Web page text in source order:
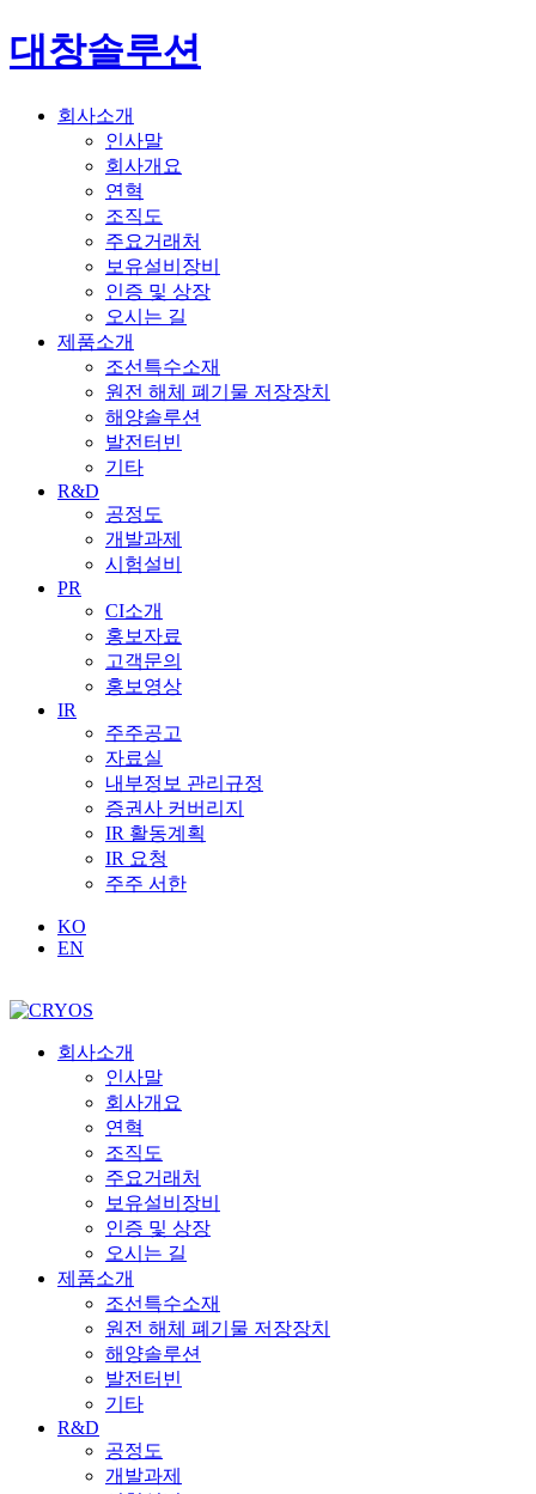
대창솔루션
회사소개
인사말
회사개요
연혁
조직도
주요거래처
보유설비장비
인증 및 상장
오시는 길
제품소개
조선특수소재
원전 해체 폐기물 저장장치
해양솔루션
발전터빈
기타
R&D
공정도
개발과제
시험설비
PR
CI소개
홍보자료
고객문의
홍보영상
IR
주주공고
자료실
내부정보 관리규정
증권사 커버리지
IR 활동계획
IR 요청
주주 서한
KO
EN
회사소개
인사말
회사개요
연혁
조직도
주요거래처
보유설비장비
인증 및 상장
오시는 길
제품소개
조선특수소재
원전 해체 폐기물 저장장치
해양솔루션
발전터빈
기타
R&D
공정도
개발과제